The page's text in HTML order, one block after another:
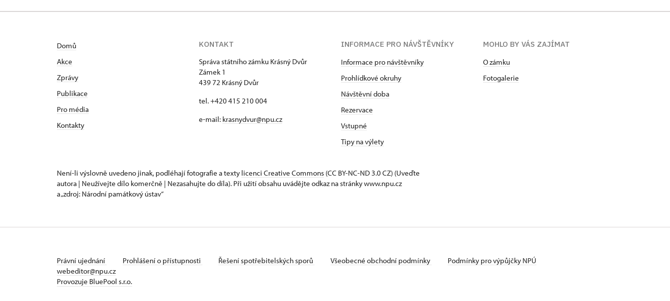
Domů
Akce
Zprávy
Publikace
Pro média
Kontakty
KONTAKT
Správa státního zámku Krásný Dvůr
Zámek 1
439 72 Krásný Dvůr
tel. +420 415 210 004
e-mail: krasnydvur@npu.cz
INFORMACE PRO NÁVŠTĚVNÍKY
Informace pro návštěvníky
Prohlídkové okruhy
Návštěvní doba
Rezervace
Vstupné
Tipy na výlety
MOHLO BY VÁS ZAJÍMAT
O zámku
Fotogalerie
Není-li výslovně uvedeno jinak, podléhají fotografie a texty licenci Creative Commons (CC BY-NC-ND 3.0 CZ) (Uveďte
autora | Neužívejte dílo komerčně | Nezasahujte do díla). Při užití obsahu uvádějte odkaz na stránky www.npu.cz
a „zdroj: Národní památkový ústav“
Právní ujednání Prohlášení o přístupnosti Řešení spotřebitelských sporů Všeobecné obchodní podmínky
Podmínky pro výpůjčky NPÚ
webeditor@npu.cz
Provozuje BluePool s.r.o.